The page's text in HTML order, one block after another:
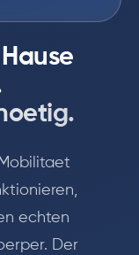
echten
Der